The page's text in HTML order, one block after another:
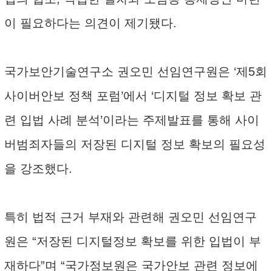
이 필요하다는 의견이 제기됐다.
국가보안기술연구소 권오민 선임연구원은 ‘제5회
사이버안보 정책 포럼’에서 ‘디지털 정보 확보 관
련 입법 사례 분석’이라는 주제발표를 통해 사이
버범죄자들의 저장된 디지털 정보 확보의 필요성
을 강조했다.
특히 법적 근거 부재와 관련해 권오민 선임연구
원은 “저장된 디지털정보 확보를 위한 입법이 부
재하다”며 “국가정보원은 국가안보 관련 정보에